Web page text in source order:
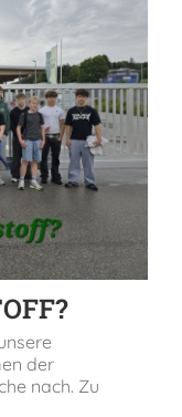
der
nach. Zu